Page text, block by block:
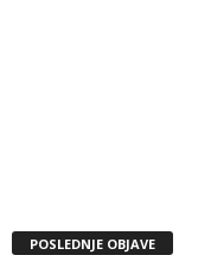
POSLEDNJE OBJAVE